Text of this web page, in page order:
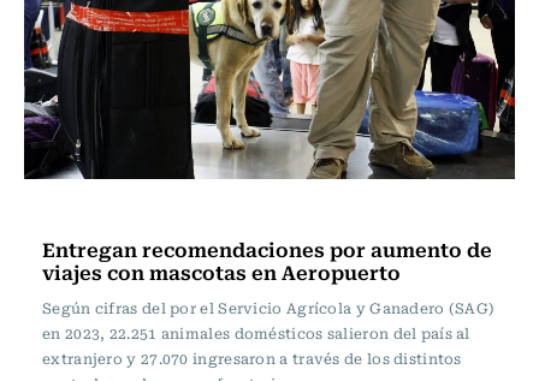
Entregan recomendaciones por aumento de
viajes con mascotas en Aeropuerto
Según cifras del por el Servicio Agrícola y Ganadero (SAG)
en 2023, 22.251 animales domésticos salieron del país al
extranjero y 27.070 ingresaron a través de los distintos